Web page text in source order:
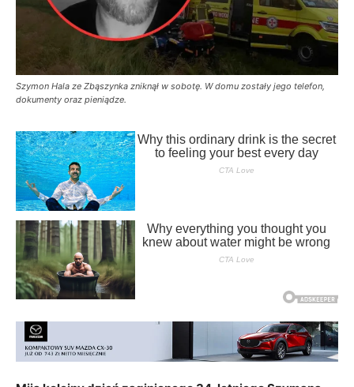
Szymon Hala ze Zbąszynka zniknął w sobotę. W domu zostały jego telefon,
dokumenty oraz pieniądze.